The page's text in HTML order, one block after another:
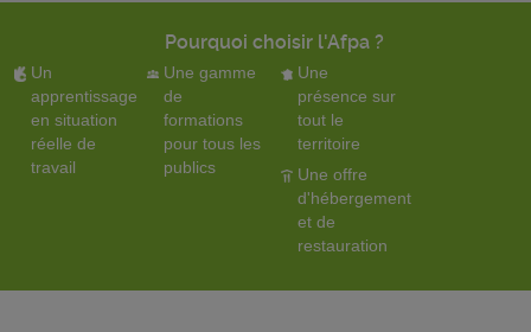
Pourquoi choisir l'Afpa ?
Un
apprentissage
en situation
réelle de
travail
Une gamme
de
formations
pour tous les
publics
Une
présence sur
tout le
territoire
Une offre
d'hébergement
et de
restauration